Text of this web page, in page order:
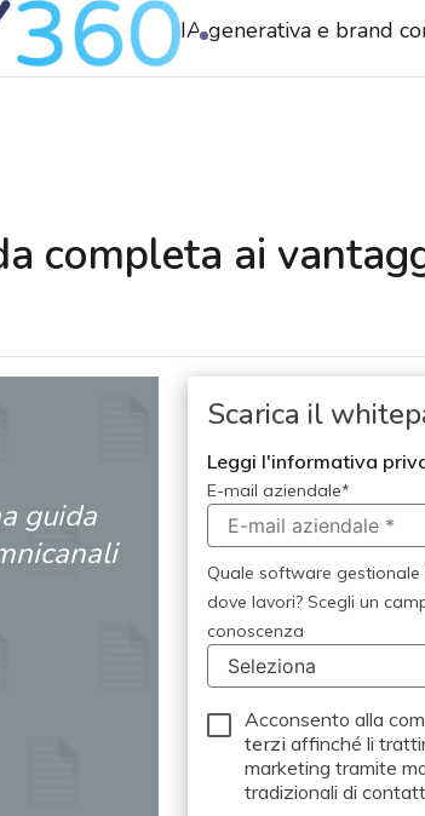
IA generativa e brand
completa ai
guida
Scarica il
Leggi l'informativa
E-mail aziendale*
Quale software
dove lavori? Scegli un
conoscenza
Acconsento alla
terzi affinché li
marketing tramite
tradizionali di